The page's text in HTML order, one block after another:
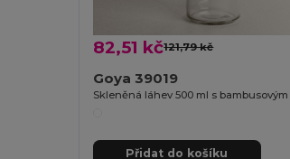
82,51 kč121,79 kč
Goya 39019
Přidat do košíku